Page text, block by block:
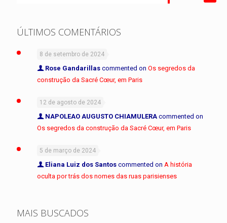
ÚLTIMOS COMENTÁRIOS
8 de setembro de 2024
Rose Gandarillas commented on Os segredos da
construção da Sacré Cœur, em Paris
12 de agosto de 2024
NAPOLEAO AUGUSTO CHIAMULERA commented on
Os segredos da construção da Sacré Cœur, em Paris
5 de março de 2024
Eliana Luiz dos Santos commented on A história
oculta por trás dos nomes das ruas parisienses
MAIS BUSCADOS